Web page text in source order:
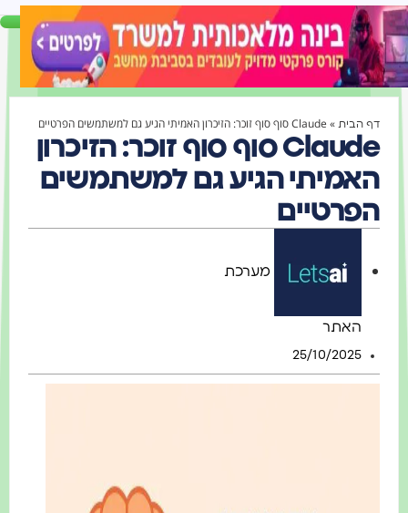
»Claude סוף סוף זוכר: הזיכרון האמיתי הגיע גם למשתמשים הפרטיים
Claude סוף סוף זוכר: הזיכרון
הגיע גם למשתמשים
מערכת
25/10/2025